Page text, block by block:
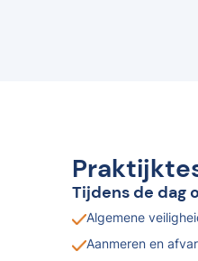
Tijdens de dag
Algemene
Aanmeren en